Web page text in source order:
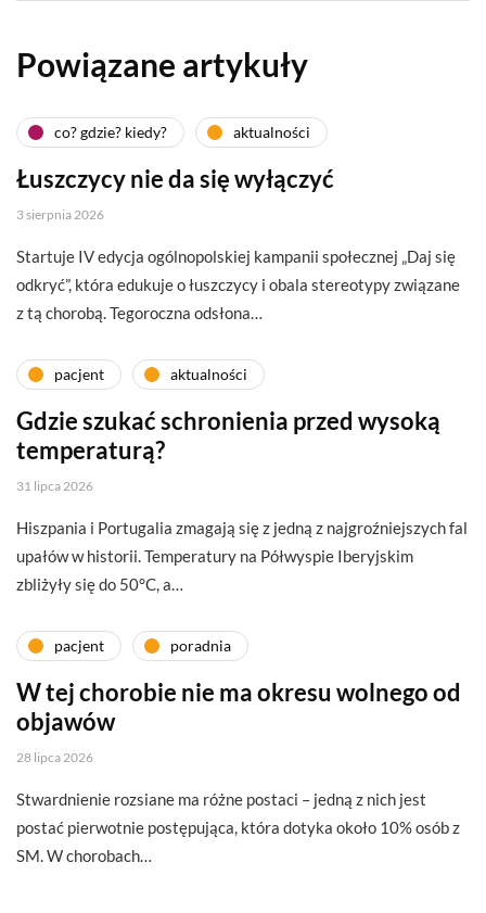
Powiązane artykuły
co? gdzie? kiedy? aktualności
Łuszczycy nie da się wyłączyć
3 sierpnia 2026
Startuje IV edycja ogólnopolskiej kampanii społecznej „Daj się
odkryć”, która edukuje o łuszczycy i obala stereotypy związane
z tą chorobą. Tegoroczna odsłona…
pacjent aktualności
Gdzie szukać schronienia przed wysoką
temperaturą?
31 lipca 2026
Hiszpania i Portugalia zmagają się z jedną z najgroźniejszych fal
upałów w historii. Temperatury na Półwyspie Iberyjskim
zbliżyły się do 50°C, a…
pacjent poradnia
W tej chorobie nie ma okresu wolnego od
objawów
28 lipca 2026
Stwardnienie rozsiane ma różne postaci – jedną z nich jest
postać pierwotnie postępująca, która dotyka około 10% osób z
SM. W chorobach…